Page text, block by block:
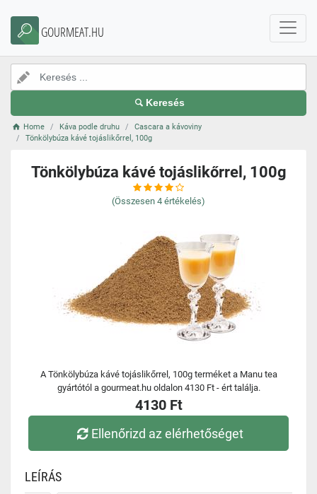
GOURMEAT.HU
Keresés
Home Káva podle druhu
Cascara a kávoviny
Tönkölybúza kávé tojáslikőrrel, 100g
Tönkölybúza kávé tojáslikőrrel, 100g
(Összesen 4 értékelés)
A Tönkölybúza kávé tojáslikőrrel, 100g terméket a Manu tea
gyártótól a gourmeat.hu oldalon 4130 Ft - ért találja.
4130 Ft
Ellenőrizd az elérhetőséget
LEÍRÁS